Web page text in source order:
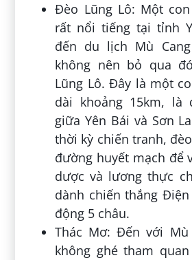
Đèo Lũng Lô: Một
rất nổi tiếng tại tỉnh
đến du lịch Mù
không nên bỏ qua
Lũng Lô. Đây là một
dài khoảng 15km, là
giữa Yên Bái và Sơn
thời kỳ chiến tranh,
đường huyết mạch để
dược và lương thực
dành chiến thắng
động 5 châu.
Thác Mơ: Đến với Mù
không ghé tham